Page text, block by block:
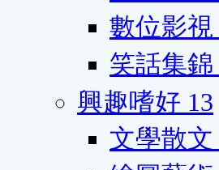
數位影視
笑話集錦
興趣嗜好 13
文學散文